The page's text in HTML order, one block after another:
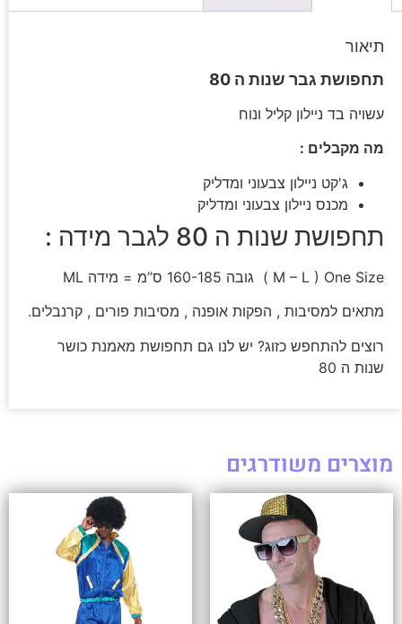
תיאור
תחפושת גבר שנות ה 80
עשויה בד ניילון קליל ונוח
מה מקבלים :
ג'קט ניילון צבעוני ומדליק
מכנס ניילון צבעוני ומדליק
תחפושת שנות ה 80 לגבר מידה :
M – L ) One Size ) גובה 160-185 ס”מ = מידה ML
מתאים למסיבות , הפקות אופנה , מסיבות פורים , קרנבלים.
רוצים להתחפש כזוג? יש לנו גם תחפושת מאמנת כושר
שנות ה 80
מוצרים משודרגים